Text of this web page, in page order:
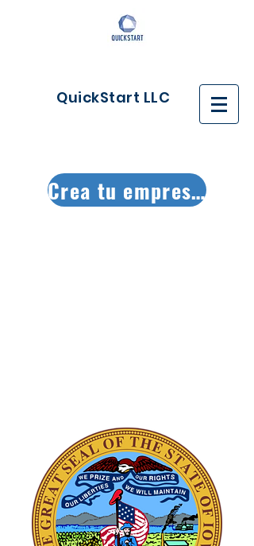
QuickStart LLC
Crea tu empresa ya!